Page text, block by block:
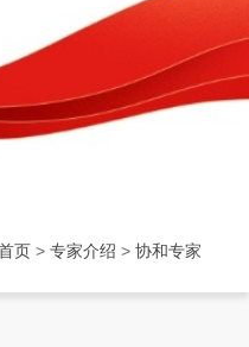
页> 专家介绍 > 协和专家